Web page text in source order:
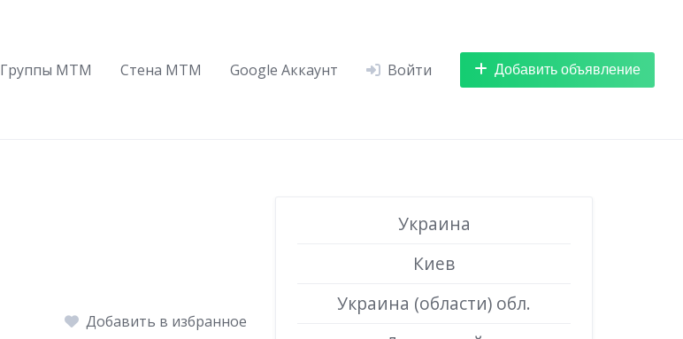
Группы МТМ Стена МТМ Google Аккаунт Войти Добавить объявление
Добавить в избранное
Украина
Киев
Украина (области) обл.